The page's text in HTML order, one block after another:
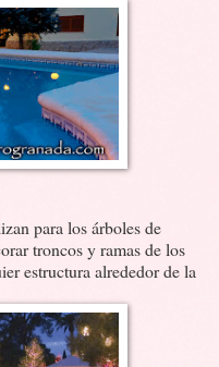
para los árboles de
troncos y ramas de los
estructura alrededor de la